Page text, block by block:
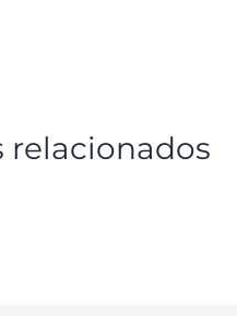
relacionados